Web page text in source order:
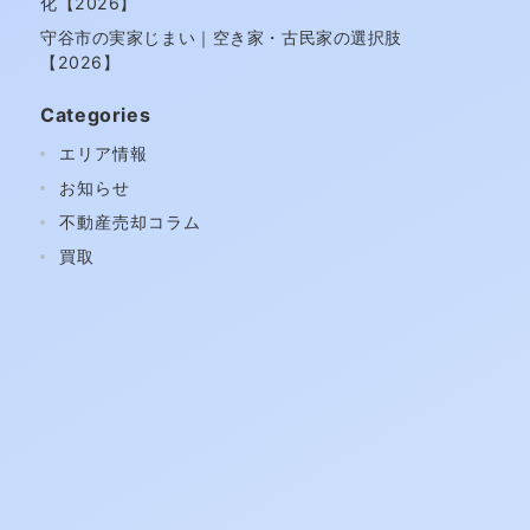
守谷市の実家じまい｜空き家・古民家の選択肢
【2026】
Categories
エリア情報
お知らせ
不動産売却コラム
買取